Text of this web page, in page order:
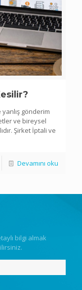
yanlış gönderim
ve bireysel
Şirket İptali ve
Devamını oku
bilgi almak